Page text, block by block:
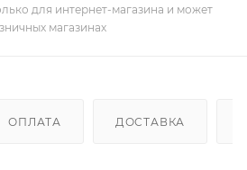
для интернет-магазина и может
магазинах
ОПЛАТА ДОСТАВКА